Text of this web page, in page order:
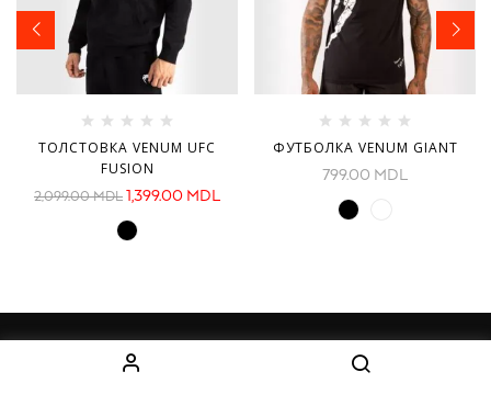
ТОЛСТОВКА VENUM UFC
FUSION
2,099.00MDL 1,399.00 MDL
ФУТБОЛКА VENUM GIANT
799.00 MDL